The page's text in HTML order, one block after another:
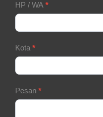
HP / WA *
Kota *
Pesan *